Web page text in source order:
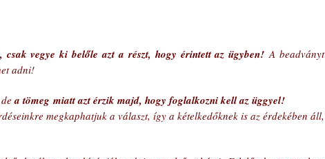
vegye ki belőle azt a részt, hogy érintett az ügyben! A beadványt
adni!
de a tömeg miatt azt érzik majd, hogy foglalkozni kell az üggyel!
megkaphatjuk a választ, így a kételkedőknek is az érdekében áll,